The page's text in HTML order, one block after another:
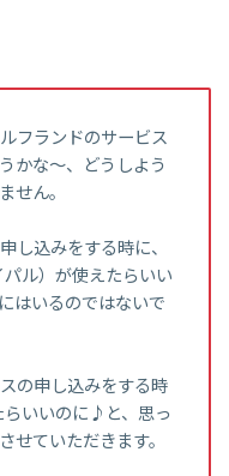
フランドのサービス
かな～、どうしよう
せん。
し込みをする時に、
ル）が使えたらいい
はいるのではないで
の申し込みをする時
いいのに♪と、思っ
せていただきます。